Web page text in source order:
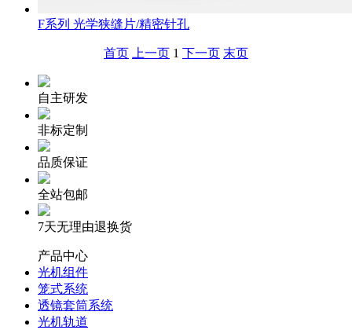
F系列 光学狭缝片/精密针孔
首页 上一页 1 下一页 末页
自主研发
非标定制
品质保证
全站包邮
7天无理由退换货
产品中心
光机组件
笼式系统
透镜套筒系统
光机轨道